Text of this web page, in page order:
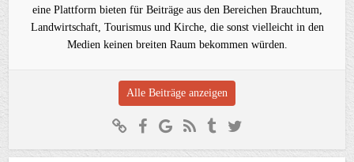
eine Plattform bieten für Beiträge aus den Bereichen Brauchtum,
Landwirtschaft, Tourismus und Kirche, die sonst vielleicht in den
Medien keinen breiten Raum bekommen würden.
Alle Beiträge anzeigen